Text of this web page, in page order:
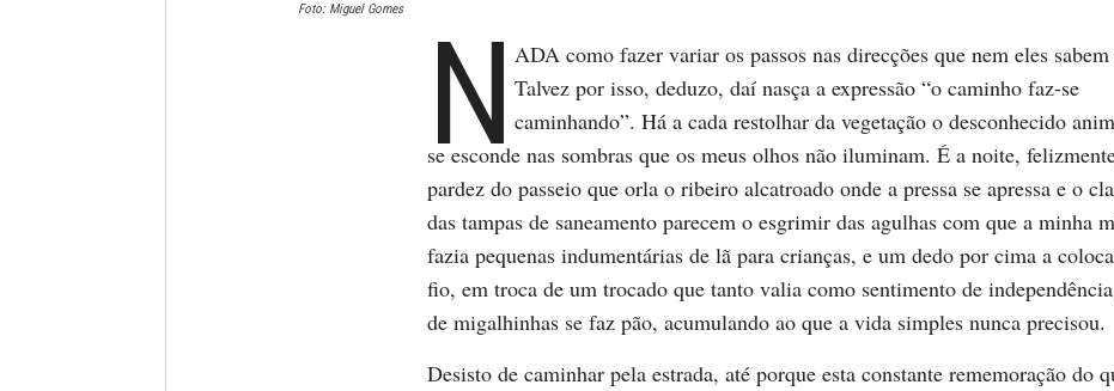
Foto: Miguel Gomes
NADA como fazer variar os passos nas direcções que nem eles sabem
Talvez por isso, deduzo, daí nasça a expressão “o caminho faz-se
caminhando”. Há a cada restolhar da vegetação o desconhecido
se esconde nas sombras que os meus olhos não iluminam. É a noite,
pardez do passeio que orla o ribeiro alcatroado onde a pressa se apressa e o
das tampas de saneamento parecem o esgrimir das agulhas com que a minha
fazia pequenas indumentárias de lã para crianças, e um dedo por cima a
fio, em troca de um trocado que tanto valia como sentimento de
de migalhinhas se faz pão, acumulando ao que a vida simples nunca precisou.
Desisto de caminhar pela estrada, até porque esta constante rememoração do